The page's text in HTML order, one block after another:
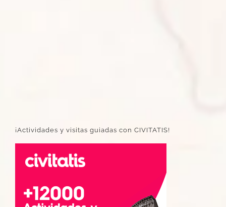
¡Actividades y visitas guiadas con CIVITATIS!